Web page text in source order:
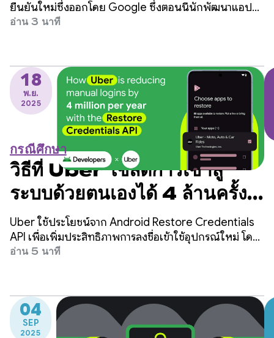
ยืนยันใหม่ซึ่งออกโดย Google ซึ่งตอนนี้นักพัฒนาแอป
สามารถดึงข้อมูลได้โดยตรงจาก Credential Manager
อ่าน 3 นาที
18
พ.ย.
2025
กรณีศึกษา
วิธีที่ Uber ใช้ลดการเข้าสู่
ระบบด้วยตนเองได้ 4 ล้านครั้ง
ต่อปีด้วย Restore
Credentials API
Uber ใช้ประโยชน์จาก Android Restore Credentials
API เพื่อเพิ่มประสิทธิภาพการลงชื่อเข้าใช้อุปกรณ์ใหม่ โดย
คาดว่าจะลดการเข้าสู่ระบบด้วยตนเองได้ 4 ล้านครั้งต่อปีและ
อ่าน 5 นาที
04
SEP
2025